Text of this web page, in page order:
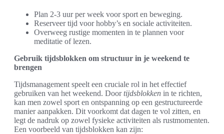
Plan 2-3 uur per week voor sport en beweging.
Reserveer tijd voor hobby’s en sociale activiteiten.
Overweeg rustige momenten in te plannen voor
meditatie of lezen.
Gebruik tijdsblokken om structuur in je weekend te
brengen
Tijdsmanagement speelt een cruciale rol in het effectief
gebruiken van het weekend. Doortijdsblokken in te richten,
kan men zowel sport en ontspanning op een gestructureerde
manier aanpakken. Dit voorkomt dat dagen te vol zitten, en
legt de nadruk op zowel fysieke activiteiten als rustmomenten.
Een voorbeeld van tijdsblokken kan zijn: